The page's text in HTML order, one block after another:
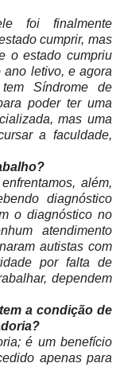
foi finalmente
cumprir, mas
o estado cumpriu
letivo, e agora
Síndrome de
poder ter uma
mas uma
a faculdade,
além,
diagnóstico
o diagnóstico no
atendimento
autistas com
por falta de
dependem
a condição de
é um benefício
apenas para